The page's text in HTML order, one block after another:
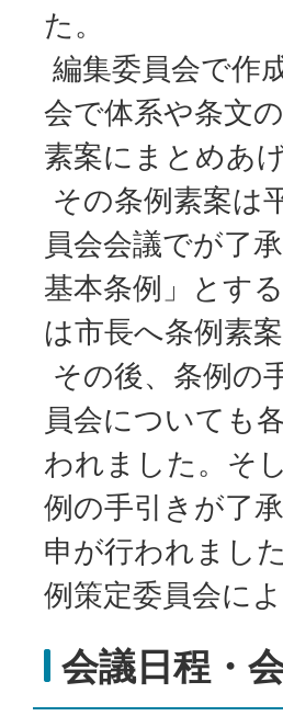
た。
編集委員会で作
会で体系や条文
素案にまとめあ
その条例素案は
員会会議でが了
基本条例」とす
は市長へ条例素
その後、条例の
員会についても
われました。そ
例の手引きが了
申が行われまし
例策定委員会に
会議日程・